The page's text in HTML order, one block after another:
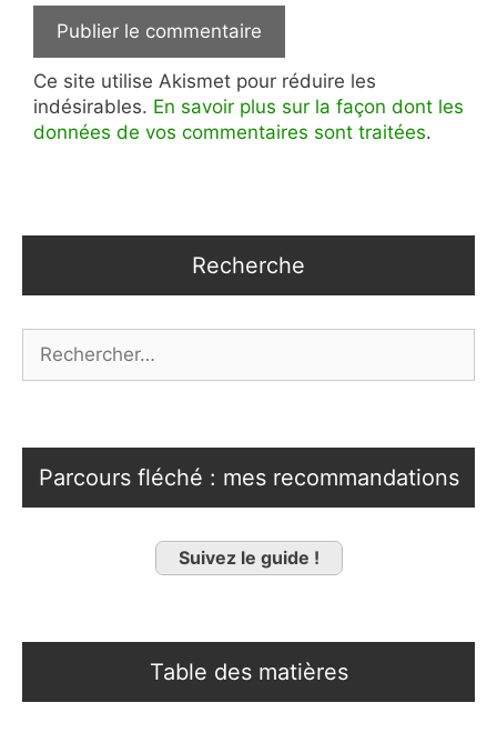
Ce site utilise Akismet pour réduire les
indésirables. En savoir plus sur la façon dont les
données de vos commentaires sont traitées.
Recherche
Parcours fléché : mes recommandations
Suivez le guide !
Table des matières